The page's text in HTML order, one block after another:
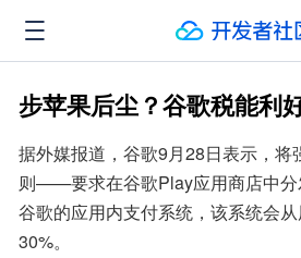
步苹果后尘？谷歌税能利
据外媒报道，谷歌9月28日表示，将
则——要求在谷歌Play应用商店中分
谷歌的应用内支付系统，该系统会
30%。